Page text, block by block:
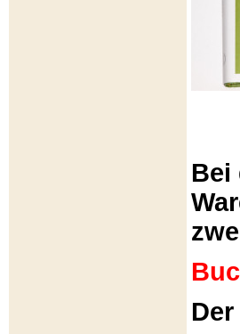
Bei